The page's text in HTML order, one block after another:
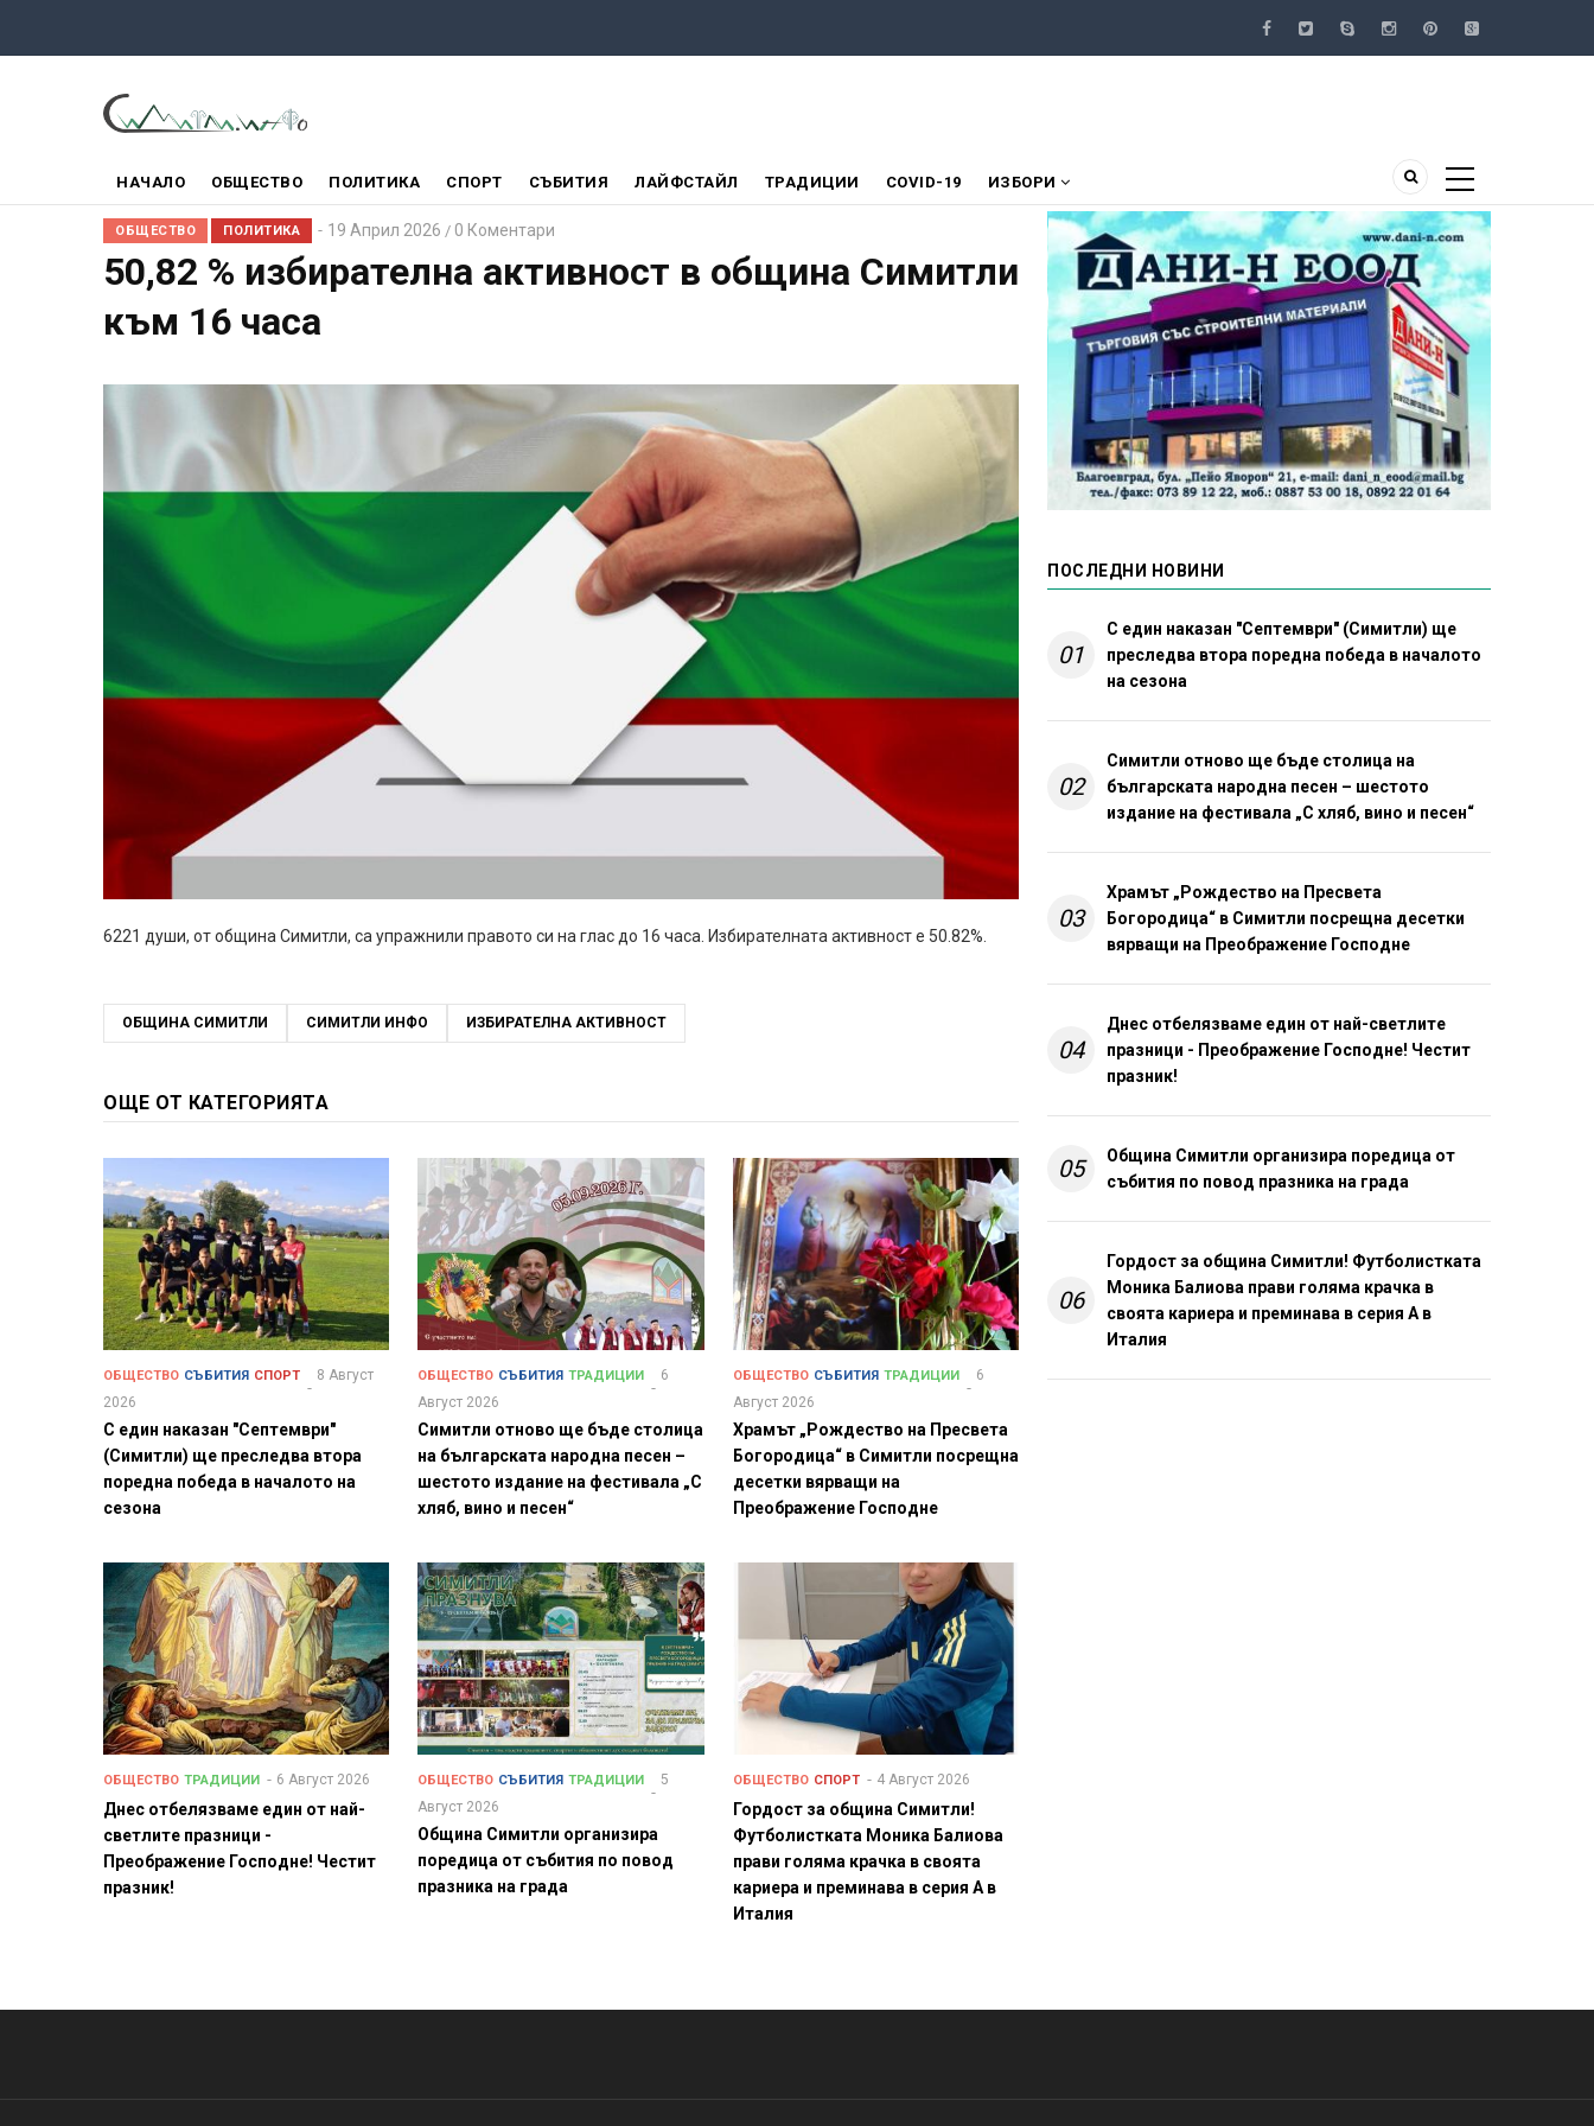
МЕНЮ
НАЧАЛО ОБЩЕСТВО ПОЛИТИКА СПОРТ СЪБИТИЯ ЛАЙФСТАЙЛ ТРАДИЦИИ COVID-19 ИЗБОРИ
ОБЩЕСТВО ПОЛИТИКА 19 Април 2026 / 0 Коментари
50,82 % избирателна активност в община Симитли
към 16 часа
6221 души, от община Симитли, са упражнили правото си на глас до 16 часа. Избирателната активност е 50.82%.
ОБЩИНА СИМИТЛИ СИМИТЛИ ИНФО ИЗБИРАТЕЛНА АКТИВНОСТ
ОЩЕ ОТ КАТЕГОРИЯТА
ОБЩЕСТВО СЪБИТИЯ СПОРТ
8 Август
2026
С един наказан "Септември"
(Симитли) ще преследва втора
поредна победа в началото на
сезона
ОБЩЕСТВО СЪБИТИЯ ТРАДИЦИИ
6
Август 2026
Симитли отново ще бъде столица
на българската народна песен –
шестото издание на фестивала „С
хляб, вино и песен“
ОБЩЕСТВО СЪБИТИЯ ТРАДИЦИИ
6
Август 2026
Храмът „Рождество на Пресвета
Богородица“ в Симитли посрещна
десетки вярващи на
Преображение Господне
ОБЩЕСТВО ТРАДИЦИИ 6 Август 2026
Днес отбелязваме един от най-
светлите празници -
Преображение Господне! Честит
празник!
ОБЩЕСТВО СЪБИТИЯ ТРАДИЦИИ
5
Август 2026
Община Симитли организира
поредица от събития по повод
празника на града
ОБЩЕСТВО СПОРТ 4 Август 2026
Гордост за община Симитли!
Футболистката Моника Балиова
прави голяма крачка в своята
кариера и преминава в серия А в
Италия
ПОСЛЕДНИ НОВИНИ
01
С един наказан "Септември" (Симитли) ще
преследва втора поредна победа в началото
на сезона
02
Симитли отново ще бъде столица на
българската народна песен – шестото
издание на фестивала „С хляб, вино и песен“
03
Храмът „Рождество на Пресвета
Богородица“ в Симитли посрещна десетки
вярващи на Преображение Господне
04
Днес отбелязваме един от най-светлите
празници - Преображение Господне! Честит
празник!
05
Община Симитли организира поредица от
събития по повод празника на града
06
Гордост за община Симитли! Футболистката
Моника Балиова прави голяма крачка в
своята кариера и преминава в серия А в
Италия